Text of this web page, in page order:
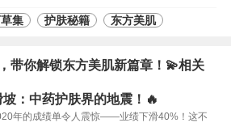
集 护肤秘籍 东方美肌
带你解锁东方美肌新篇章！💫相关
：中药护肤界的地震！🔥
年的成绩单令人震惊——业绩下滑40%！这不